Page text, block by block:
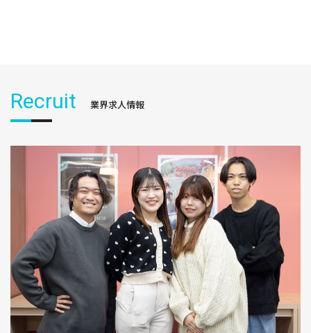
Recruit 業界求人情報